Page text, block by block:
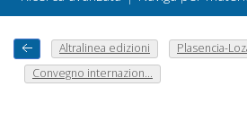
Altralinea edizioni
Plasencia-
Convegno internazion...